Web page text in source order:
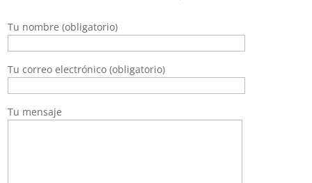
Tu nombre (obligatorio)
Tu correo electrónico (obligatorio)
Tu mensaje